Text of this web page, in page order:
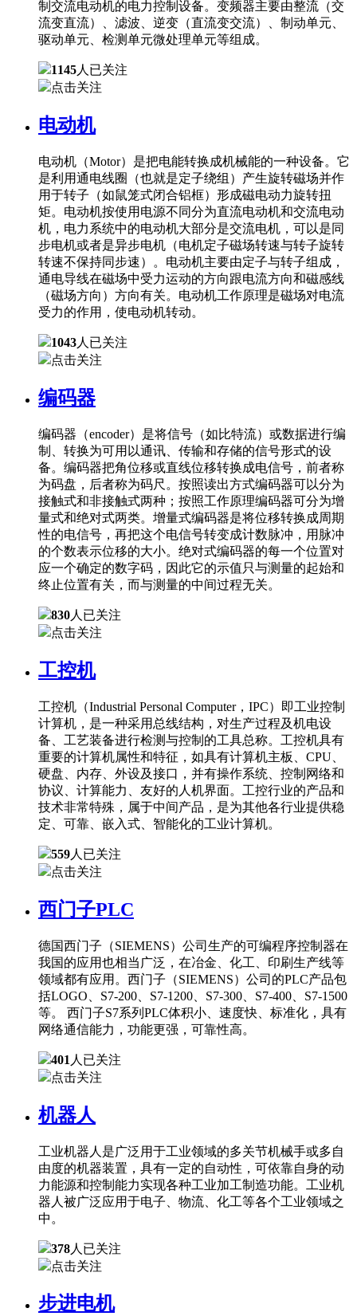
制交流电动机的电力控制设备。变频器主要由整流（交
流变直流）、滤波、逆变（直流变交流）、制动单元、
驱动单元、检测单元微处理单元等组成。
1145人已关注
点击关注
电动机
电动机（Motor）是把电能转换成机械能的一种设备。它
是利用通电线圈（也就是定子绕组）产生旋转磁场并作
用于转子（如鼠笼式闭合铝框）形成磁电动力旋转扭
矩。电动机按使用电源不同分为直流电动机和交流电动
机，电力系统中的电动机大部分是交流电机，可以是同
步电机或者是异步电机（电机定子磁场转速与转子旋转
转速不保持同步速）。电动机主要由定子与转子组成，
通电导线在磁场中受力运动的方向跟电流方向和磁感线
（磁场方向）方向有关。电动机工作原理是磁场对电流
受力的作用，使电动机转动。
1043人已关注
点击关注
编码器
编码器（encoder）是将信号（如比特流）或数据进行编
制、转换为可用以通讯、传输和存储的信号形式的设
备。编码器把角位移或直线位移转换成电信号，前者称
为码盘，后者称为码尺。按照读出方式编码器可以分为
接触式和非接触式两种；按照工作原理编码器可分为增
量式和绝对式两类。增量式编码器是将位移转换成周期
性的电信号，再把这个电信号转变成计数脉冲，用脉冲
的个数表示位移的大小。绝对式编码器的每一个位置对
应一个确定的数字码，因此它的示值只与测量的起始和
终止位置有关，而与测量的中间过程无关。
830人已关注
点击关注
工控机
工控机（Industrial Personal Computer，IPC）即工业控制
计算机，是一种采用总线结构，对生产过程及机电设
备、工艺装备进行检测与控制的工具总称。工控机具有
重要的计算机属性和特征，如具有计算机主板、CPU、
硬盘、内存、外设及接口，并有操作系统、控制网络和
协议、计算能力、友好的人机界面。工控行业的产品和
技术非常特殊，属于中间产品，是为其他各行业提供稳
定、可靠、嵌入式、智能化的工业计算机。
559人已关注
点击关注
西门子PLC
德国西门子（SIEMENS）公司生产的可编程序控制器在
我国的应用也相当广泛，在冶金、化工、印刷生产线等
领域都有应用。西门子（SIEMENS）公司的PLC产品包
括LOGO、S7-200、S7-1200、S7-300、S7-400、S7-1500
等。 西门子S7系列PLC体积小、速度快、标准化，具有
网络通信能力，功能更强，可靠性高。
401 人已关注
点击关注
机器人
工业机器人是广泛用于工业领域的多关节机械手或多自
由度的机器装置，具有一定的自动性，可依靠自身的动
力能源和控制能力实现各种工业加工制造功能。工业机
器人被广泛应用于电子、物流、化工等各个工业领域之
中。
378人已关注
点击关注
步进电机